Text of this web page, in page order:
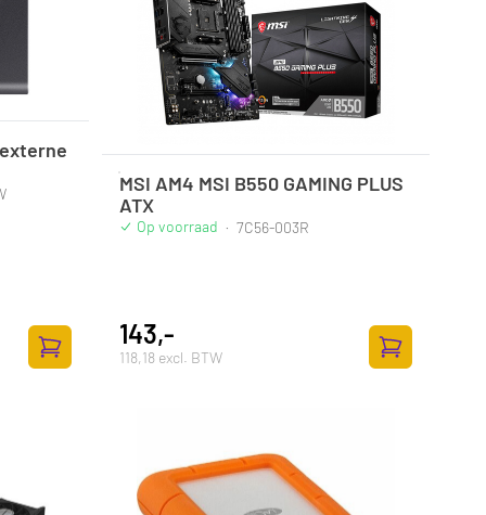
Toevoegen aan winkelwagen
MSI AM4 MSI B550 GAMING PLUS
ATX
Op voorraad · 7C56-003R
143,-
118,18 excl. BTW
Toevoegen